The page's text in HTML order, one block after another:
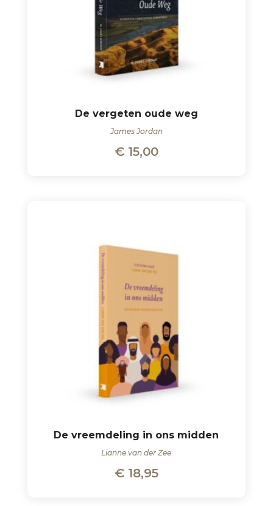
De vergeten oude weg
James Jordan
€15,00
De vreemdeling in ons midden
Lianne van der Zee
€18,95